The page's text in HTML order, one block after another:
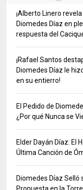
¡Alberto Linero
Diomedes Díaz en
respuesta del
¡Rafael Santos
Diomedes Díaz le
en su entierro!
El Pedido de
¿Por qué Nunca se
Elder Dayán Díaz: El
Última Canción de
Diomedes Díaz Selló
Propuesta en la